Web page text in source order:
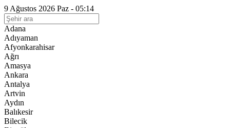
9 Ağustos 2026 Paz - 05:14
Adana
Adıyaman
Afyonkarahisar
Ağrı
Amasya
Ankara
Antalya
Artvin
Aydın
Balıkesir
Bilecik